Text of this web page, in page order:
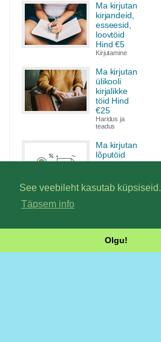
See veebileht kasutab küpsiseid.
Täpsem info
Olgu!
Ma kirjutan
kirjandeid,
esseesid,
loovtöid
Hind €5
Kirjutamine
Ma kirjutan
ülikooli
kirjalikke
töid Hind
€25
Haridus ja
teadus
Ma kirjutan
lõputöid
Hind €50